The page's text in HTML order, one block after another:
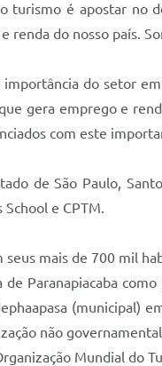
turismo é apostar no
renda do nosso país.
do setor
gera emprego e
com este
de São Paulo,
School e CPTM.
seus mais de 700 mil
de Paranapiacaba
(municipal)
não
Mundial do